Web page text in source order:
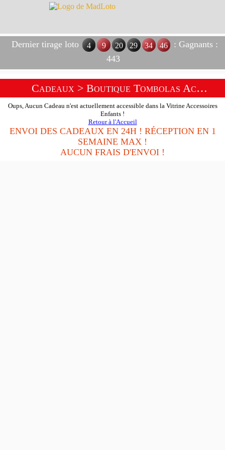
Dernier tirage loto 4 9 20 29 34 46
: Gagnants :
443
Cadeaux > Boutique Tombolas Accessoires Enfants
Oups, Aucun Cadeau n'est actuellement accessible dans la Vitrine Accessoires
Enfants !
Retour à l'Accueil
ENVOI DES CADEAUX EN 24H ! RÉCEPTION EN 1
SEMAINE MAX !
AUCUN FRAIS D'ENVOI !